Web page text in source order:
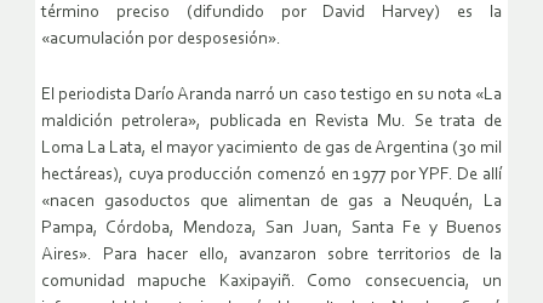
término preciso (difundido por David Harvey) es la
«acumulación por desposesión».
El periodista Darío Aranda narró un caso testigo en su nota «La
maldición petrolera», publicada en Revista Mu. Se trata de
Loma La Lata, el mayor yacimiento de gas de Argentina (30 mil
hectáreas), cuya producción comenzó en 1977 por YPF. De allí
«nacen gasoductos que alimentan de gas a Neuquén, La
Pampa, Córdoba, Mendoza, San Juan, Santa Fe y Buenos
Aires». Para hacer ello, avanzaron sobre territorios de la
comunidad mapuche Kaxipayiñ. Como consecuencia, un